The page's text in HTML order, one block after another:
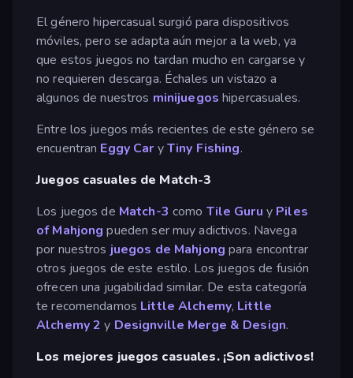
El género hipercasual surgió para dispositivos
móviles, pero se adapta aún mejor a la web, ya
que estos juegos no tardan mucho en cargarse y
no requieren descarga. Échales un vistazo a
algunos de nuestros minijuegos hipercasuales.
Entre los juegos más recientes de este género se
encuentran Eggy Car yTiny Fishing.
Juegos casuales de Match-3
Los juegos de Match-3 como Tile Guru y Piles
of Mahjong pueden ser muy adictivos. Navega
por nuestros juegos de Mahjong para encontrar
otros juegos de este estilo. Los juegos de fusión
ofrecen una jugabilidad similar. De esta categoría
te recomendamos Little Alchemy, Little
Alchemy 2 y Designville Merge & Design.
Los mejores juegos casuales. ¡Son adictivos!